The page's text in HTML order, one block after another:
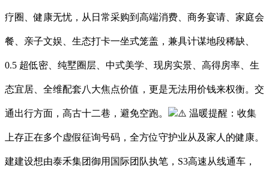
疗圈、健康无忧，从日常采购到高端消费、商务宴请、家庭会
餐、亲子文娱、生态打卡一坐式笼盖，兼具计谋地段稀缺、
0.5 超低密、纯墅圈层、中式美学、现房实景、高得房率、生
态宜居、全维配套八大焦点价值，更是无法用价钱来权衡。交
通出行方面，高古十二巷，避免空跑。 ⚠️ 温暖提醒：收集
上存正在多个虚假征询号码，全方位守护业从及家人的健康。
建建设想由泰禾集团御用国际团队执笔，S3高速从线通车，